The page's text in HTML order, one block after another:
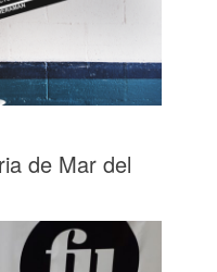
de Mar del